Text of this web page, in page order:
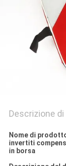
PRIVACY
POLICY
Descrizione
Nome di
invertiti
in borsa